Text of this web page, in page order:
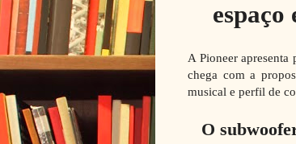
A Pioneer
chega com a
musical e perfil de
O